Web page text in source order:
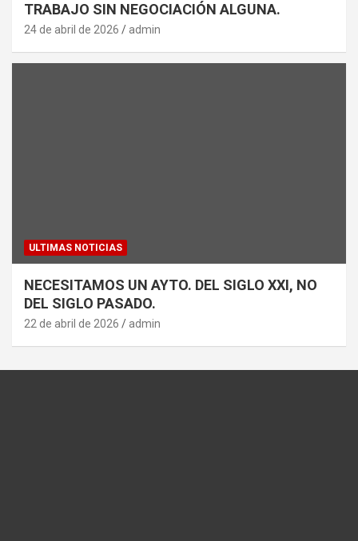
TRABAJO SIN NEGOCIACIÓN ALGUNA.
24 de abril de 2026 admin
ULTIMAS NOTICIAS
NECESITAMOS UN AYTO. DEL SIGLO XXI, NO
DEL SIGLO PASADO.
22 de abril de 2026 admin